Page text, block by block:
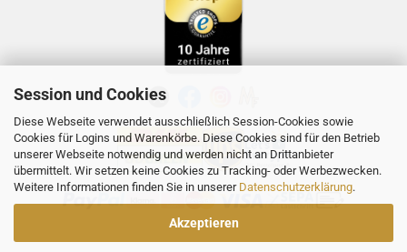
Session und Cookies
Diese Webseite verwendet ausschließlich Session-Cookies sowie
Cookies für Logins und Warenkörbe. Diese Cookies sind für den Betrieb
unserer Webseite notwendig und werden nicht an Drittanbieter
übermittelt. Wir setzen keine Cookies zu Tracking- oder Werbezwecken.
Weitere Informationen finden Sie in unserer Datenschutzerklärung.
Akzeptieren